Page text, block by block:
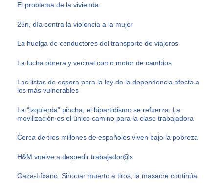
El problema de la vivienda
25n, día contra la violencia a la mujer
La huelga de conductores del transporte de viajeros
La lucha obrera y vecinal como motor de cambios
Las listas de espera para la ley de la dependencia afecta a
los más vulnerables
La “izquierda” pincha, el bipartidismo se refuerza. La
movilización es el único camino para la clase trabajadora
Cerca de tres millones de españoles viven bajo la pobreza
H&M vuelve a despedir trabajador@s
Gaza-Líbano: Sinouar muerto a tiros, la masacre continúa